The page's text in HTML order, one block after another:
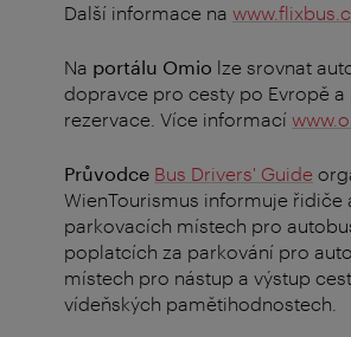
Další informace na
Na portálu Omio lze srovnat
dopravce pro cesty po Evropě a
rezervace. Více informací
Průvodce Bus Drivers' Guide
WienTourismus informuje řidiče
parkovacích místech pro
poplatcích za parkování pro
místech pro nástup a výstup
vídeňských pamětihodnostech.